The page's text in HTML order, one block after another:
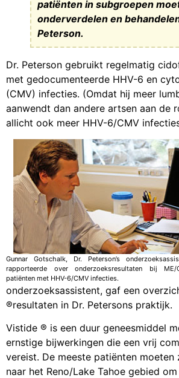
patiënten in subgroepen
onderverdelen en
Peterson.
Dr. Peterson gebruikt regelmatig
met gedocumenteerde HHV-6 en
(CMV) infecties. (Omdat hij meer
aanwendt dan andere artsen aan de
allicht ook meer HHV-6/CMV
Gunnar Gotschalk, Dr. Peterson’s
rapporteerde over onderzoeksresultaten bij ME/
patiënten met HHV-6/CMV infecties.
onderzoeksassistent, gaf een
®resultaten in Dr. Petersons praktijk.
Vistide ® is een duur geneesmiddel
ernstige bijwerkingen die een vrij
vereist. De meeste patiënten moeten
naar het Reno/Lake Tahoe gebied